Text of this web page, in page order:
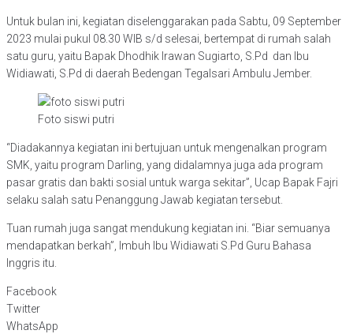
Untuk bulan ini, kegiatan diselenggarakan pada Sabtu, 09 September
2023 mulai pukul 08.30 WIB s/d selesai, bertempat di rumah salah
satu guru, yaitu Bapak Dhodhik Irawan Sugiarto, S.Pd dan Ibu
Widiawati, S.Pd di daerah Bedengan Tegalsari Ambulu Jember.
Foto siswi putri
“Diadakannya kegiatan ini bertujuan untuk mengenalkan program
SMK, yaitu program Darling, yang didalamnya juga ada program
pasar gratis dan bakti sosial untuk warga sekitar”, Ucap Bapak Fajri
selaku salah satu Penanggung Jawab kegiatan tersebut.
Tuan rumah juga sangat mendukung kegiatan ini. “Biar semuanya
mendapatkan berkah”, Imbuh Ibu Widiawati S.Pd Guru Bahasa
Inggris itu.
Facebook
Twitter
WhatsApp